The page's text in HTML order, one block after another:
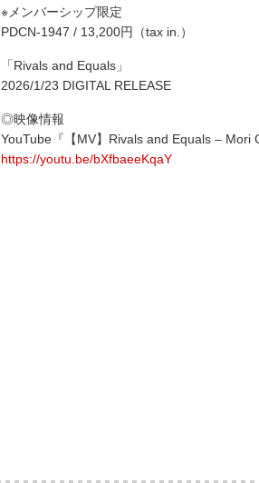
※メンバーシップ限定
PDCN-1947 / 13,200円（tax in.）
「Rivals and Equals」
2026/1/23 DIGITAL RELEASE
◎映像情報
YouTube『【MV】Rivals and Equals – Mori
https://youtu.be/bXfbaeeKqaY